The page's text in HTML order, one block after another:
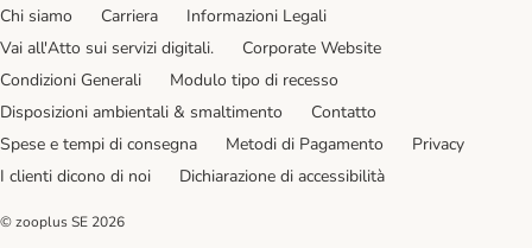
Chi siamo Carriera
Informazioni Legali
Vai all'Atto sui servizi digitali.
Corporate Website
Condizioni Generali
Modulo tipo di recesso
Disposizioni ambientali & smaltimento
Contatto
Spese e tempi di consegna
Metodi di Pagamento
Privacy
I clienti dicono di noi
Dichiarazione di accessibilità
© zooplus SE 2026